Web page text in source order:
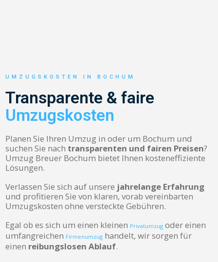
UMZUGSKOSTEN IN BOCHUM
Transparente & faire
Umzugskosten
Planen Sie Ihren Umzug in oder um Bochum und
suchen Sie nach transparenten und fairen Preisen?
Umzug Breuer Bochum bietet Ihnen kosteneffiziente
Lösungen.
Verlassen Sie sich auf unsere jahrelange Erfahrung
und profitieren Sie von klaren, vorab vereinbarten
Umzugskosten ohne versteckte Gebühren.
Egal ob es sich um einen kleinen Privatumzug oder einen
umfangreichen Firmenumzug handelt, wir sorgen für
einen reibungslosen Ablauf.